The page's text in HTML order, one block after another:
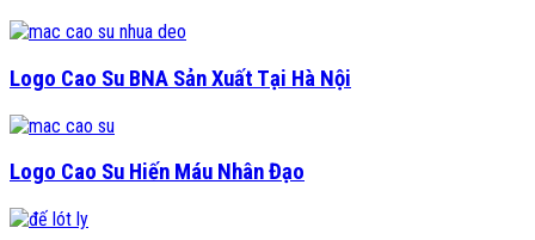
Logo Cao Su BNA Sản Xuất Tại Hà Nội
Logo Cao Su Hiến Máu Nhân Đạo